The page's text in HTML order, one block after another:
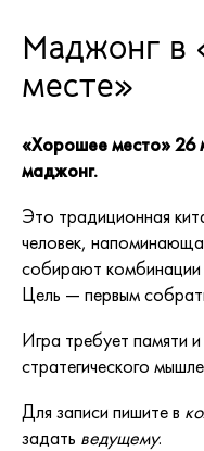
Маджонг в
месте»
«Хорошее место» 26
маджонг.
Это традиционная
человек,
собирают
Цель — первым
Игра требует памяти
стратегического
Для записи пишите в
задать ведущему.